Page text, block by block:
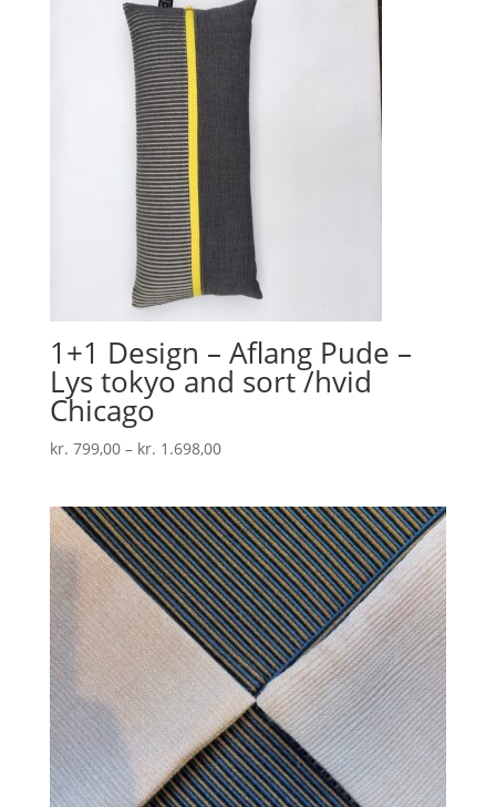
1+1 Design – Aflang Pude –
Lys tokyo and sort /hvid
Chicago
kr. 799,00 – kr. 1.698,00Prisinterval:
kr. 1.698,00